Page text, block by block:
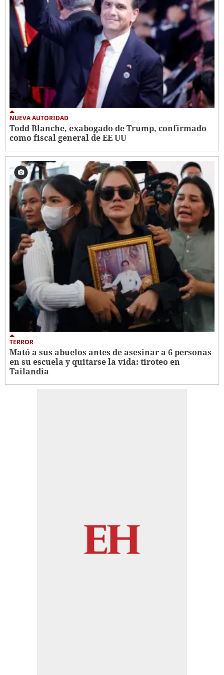
NUEVA AUTORIDAD
Todd Blanche, exabogado de Trump, confirmado
como fiscal general de EE UU
TERROR
Mató a sus abuelos antes de asesinar a 6 personas
en su escuela y quitarse la vida: tiroteo en
Tailandia